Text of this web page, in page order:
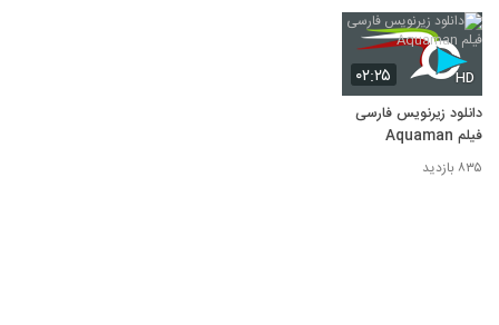
۰۲:۲۵ HD
دانلود زیرنویس فارسی
فیلم Aquaman
۸۳۵ بازدید